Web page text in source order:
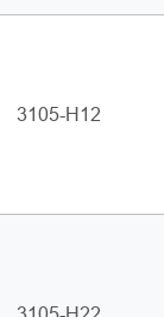
3105-H12